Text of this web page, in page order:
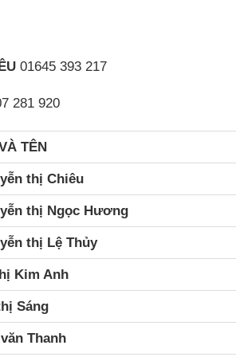
01645 393 217
281 920
TÊN
thị Chiêu
thị Ngọc Hương
thị Lệ Thủy
Kim Anh
Sáng
Thanh